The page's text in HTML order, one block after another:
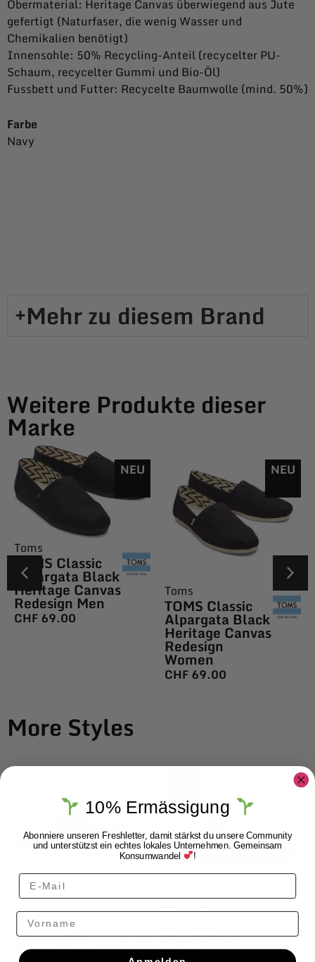
Obermaterial: Heritage Canvas überwiegend aus Jute
gefertigt (Naturfaser, die wenig Wasser und
Chemikalien benötigt)
Innensohle: 50% Recycling-Anteil (recycelter PU-
Schaum, recycelter Gummi und Bio-Öl)
Fussbett und Futter: Recycelte Baumwolle (mind. 50%)
Farbe
Navy
Mehr zu diesem Brand​
Weitere Produkte dieser
Marke
NEU
Toms
TOMS Classic
Alpargata Black
Heritage Canvas
Redesign Men
CHF69.00
NEU
Toms
TOMS Classic
Alpargata Black
Heritage Canvas
Redesign
Women
CHF69.00
More Styles
Birkenstock
Birkenstock
Arizona Desert
Teva
Teva Sandale
Universal M
Black
10% Ermässigung
Abonniere unseren Freshletter, damit stärkst du unsere Community
und unterstützst ein echtes lokales Unternehmen. Gemeinsam
Konsumwandel !
Vorname